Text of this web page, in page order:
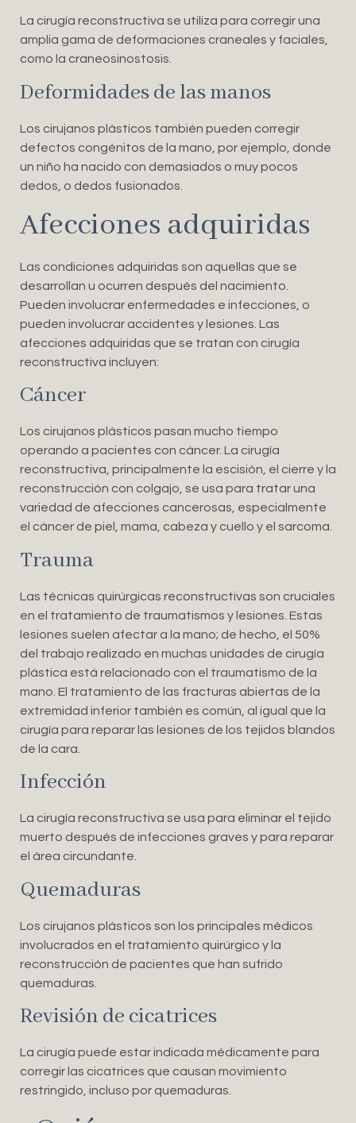
La cirugía reconstructiva se utiliza para corregir una
amplia gama de deformaciones craneales y faciales,
como la craneosinostosis.
Deformidades de las manos
Los cirujanos plásticos también pueden corregir
defectos congénitos de la mano, por ejemplo, donde
un niño ha nacido con demasiados o muy pocos
dedos, o dedos fusionados.
Afecciones adquiridas
Las condiciones adquiridas son aquellas que se
desarrollan u ocurren después del nacimiento.
Pueden involucrar enfermedades e infecciones, o
pueden involucrar accidentes y lesiones. Las
afecciones adquiridas que se tratan con cirugía
reconstructiva incluyen:
Cáncer
Los cirujanos plásticos pasan mucho tiempo
operando a pacientes con cáncer. La cirugía
reconstructiva, principalmente la escisión, el cierre y la
reconstrucción con colgajo, se usa para tratar una
variedad de afecciones cancerosas, especialmente
el cáncer de piel, mama, cabeza y cuello y el sarcoma.
Trauma
Las técnicas quirúrgicas reconstructivas son cruciales
en el tratamiento de traumatismos y lesiones. Estas
lesiones suelen afectar a la mano; de hecho, el 50%
del trabajo realizado en muchas unidades de cirugía
plástica está relacionado con el traumatismo de la
mano. El tratamiento de las fracturas abiertas de la
extremidad inferior también es común, al igual que la
cirugía para reparar las lesiones de los tejidos blandos
de la cara.
Infección
La cirugía reconstructiva se usa para eliminar el tejido
muerto después de infecciones graves y para reparar
el área circundante.
Quemaduras
Los cirujanos plásticos son los principales médicos
involucrados en el tratamiento quirúrgico y la
reconstrucción de pacientes que han sufrido
quemaduras.
Revisión de cicatrices
La cirugía puede estar indicada médicamente para
corregir las cicatrices que causan movimiento
restringido, incluso por quemaduras.